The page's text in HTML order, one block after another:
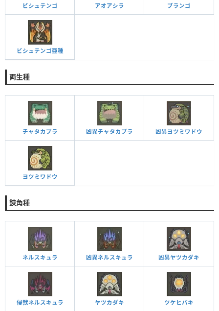
ビシュテンゴ アオアシラ ブランゴ
ビシュテンゴ亜種
両生種
チャタカブラ 凶異チャタカブラ 凶異ヨツミワドウ
ヨツミワドウ
鋏角種
ネルスキュラ 凶異ネルスキュラ 凶異ヤツカダキ
侵獣ネルスキュラ ヤツカダキ ツケヒバキ